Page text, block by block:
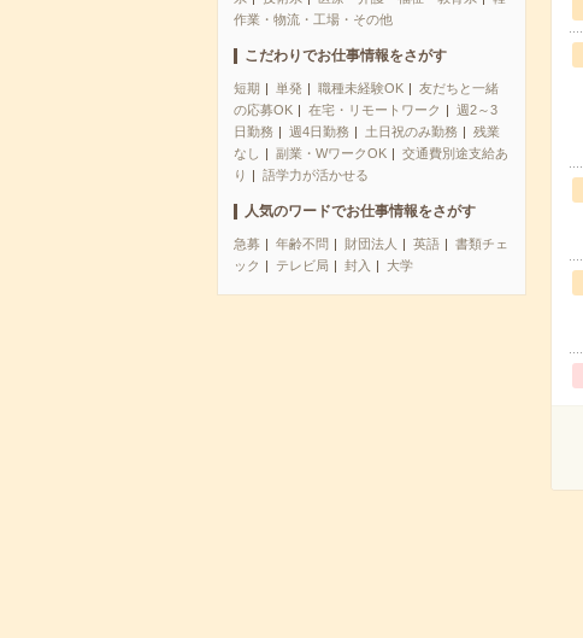
作業・物流・工場・その他
こだわりでお仕事情報をさがす
短期 単発 職種未経験OK
友だちと一緒
の応募OK
在宅・リモートワーク
週2～3
日勤務
週4日勤務 土日祝のみ勤務
残業
なし
副業・WワークOK
交通費別途支給あ
り
語学力が活かせる
人気のワードでお仕事情報をさがす
急募 年齢不問 財団法人 英語
書類チェ
ック
テレビ局 封入 大学